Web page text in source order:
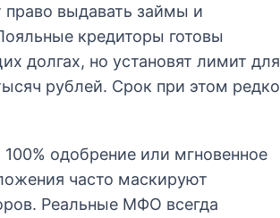
право выдавать займы и
кредиторы готовы
долгах, но установят лимит для
рублей. Срок при этом редко
одобрение или мгновенное
часто маскируют
Реальные МФО всегда